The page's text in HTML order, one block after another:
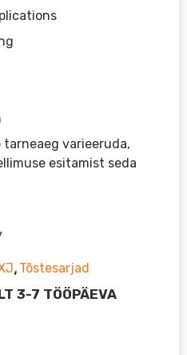
varieeruda,
esitamist seda
, Tõstesarjad
3-7 TÖÖPÄEVA